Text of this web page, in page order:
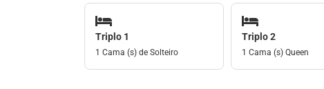
Triplo 1
1 Cama (s) de Solteiro
Triplo 2
1 Cama (s) Queen